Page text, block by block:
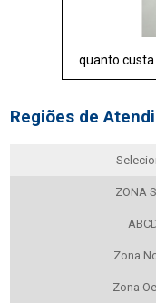
quanto
Regiões de
ZONA
Zona
Zona